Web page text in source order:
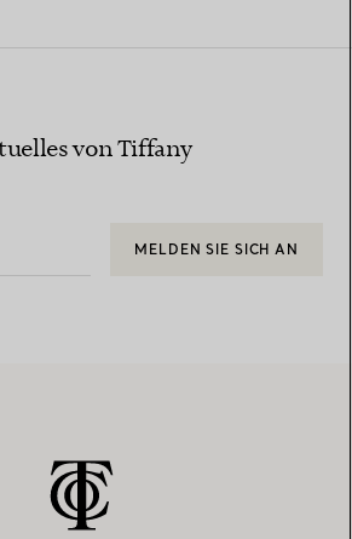
von Tiffany
MELDEN SIE SICH AN